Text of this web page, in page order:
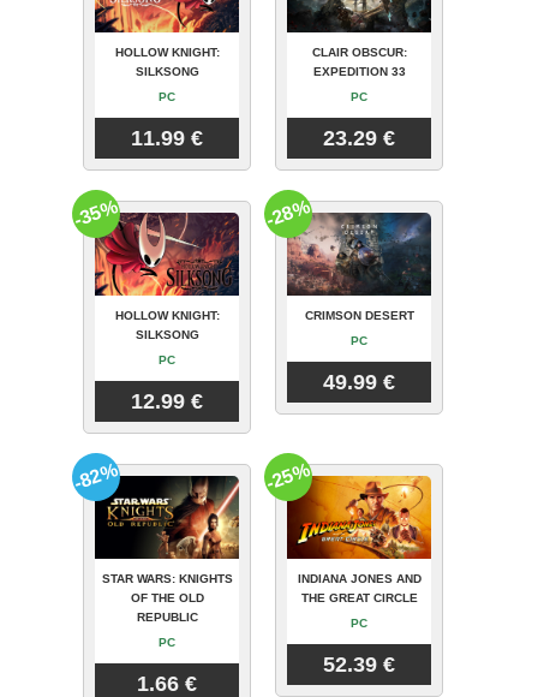
HOLLOW KNIGHT:
SILKSONG
PC
11.99 €
CLAIR OBSCUR:
EXPEDITION 33
PC
23.29 €
HOLLOW KNIGHT:
SILKSONG
PC
12.99 €
-35%
CRIMSON DESERT
PC
49.99 €
-28%
STAR WARS: KNIGHTS
OF THE OLD
REPUBLIC
PC
1.66 €
-82%
INDIANA JONES AND
THE GREAT CIRCLE
PC
52.39 €
-25%